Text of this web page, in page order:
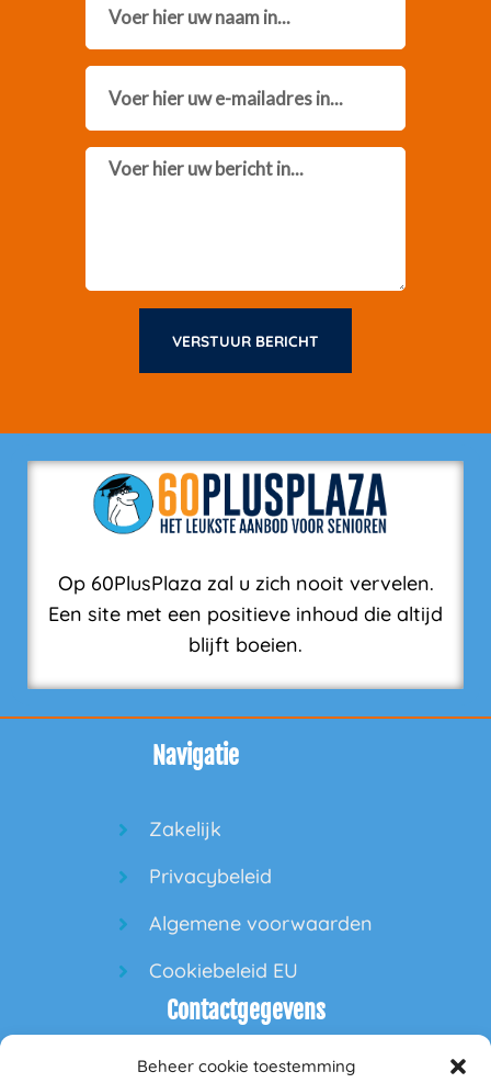
Beheer cookie toestemming
Message
VERSTUUR BERICHT
Op 60PlusPlaza zal u zich nooit vervelen.
Een site met een positieve inhoud die altijd
blijft boeien.
Navigatie
Zakelijk
Privacybeleid
Algemene voorwaarden
Cookiebeleid EU
Contactgegevens